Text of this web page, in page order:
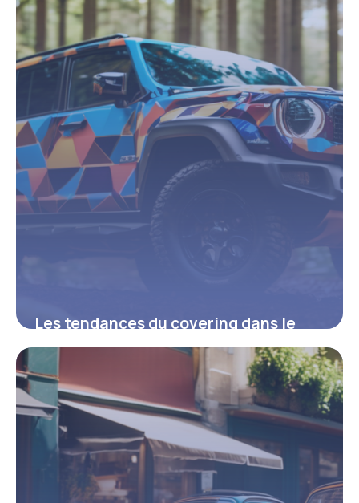
2 février 2026
Les tendances du covering dans le
monde du quad
14 juillet 2025